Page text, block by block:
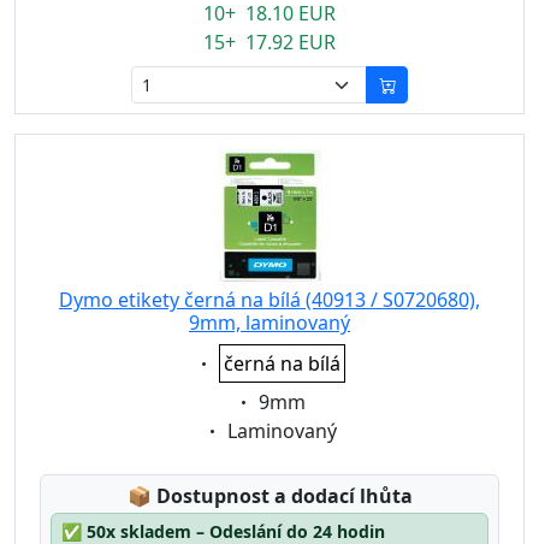
10+ 18.10 EUR
15+ 17.92 EUR
Dymo etikety černá na bílá (40913 / S0720680),
9mm, laminovaný
Eigenschaft:
černá na bílá
Eigenschaft:
9mm
Eigenschaft:
Laminovaný
📦 Lagerstatus:
Dostupnost a dodací lhůta
✅ 50x skladem – Odeslání do 24 hodin